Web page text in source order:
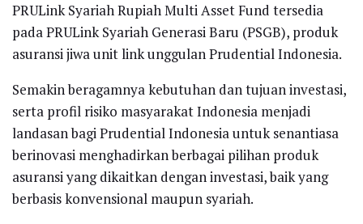
PRULink Syariah Rupiah Multi Asset Fund tersedia
pada PRULink Syariah Generasi Baru (PSGB), produk
asuransi jiwa unit link unggulan Prudential Indonesia.
Semakin beragamnya kebutuhan dan tujuan investasi,
serta profil risiko masyarakat Indonesia menjadi
landasan bagi Prudential Indonesia untuk senantiasa
berinovasi menghadirkan berbagai pilihan produk
asuransi yang dikaitkan dengan investasi, baik yang
berbasis konvensional maupun syariah.